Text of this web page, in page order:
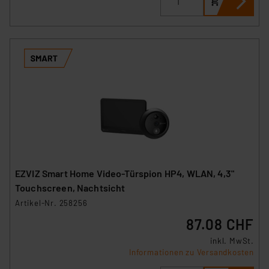
EZVIZ Smart Home Video-Türspion HP4, WLAN, 4,3"
Touchscreen, Nachtsicht
Artikel-Nr. 258256
87.08 CHF
inkl. MwSt.
Informationen zu Versandkosten